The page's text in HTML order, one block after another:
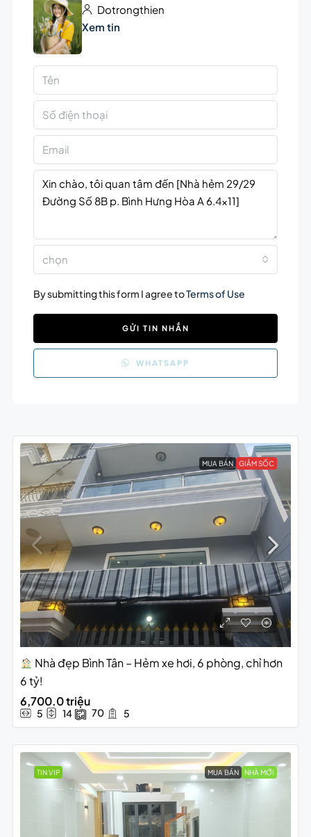
Dotrongthien
Xem tin
chọn
By submitting this form I agree toTerms of Use
GỬI TIN NHẮN
WHATSAPP
MUA BÁN GIẢM SỐC
Nhà đẹp Bình Tân – Hẻm xe hơi, 6 phòng, chỉ hơn
6 tỷ!
6,700.0 triệu
5 14 70 5
TIN VIP MUA BÁN NHÀ MỚI